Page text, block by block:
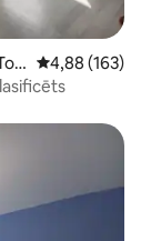
Vidējais
4,88 (163)